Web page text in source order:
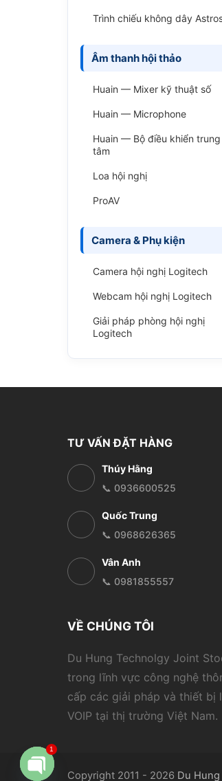
Trình chiếu không dây
Âm thanh hội thảo
Huain — Mixer kỹ thuật số
Huain — Microphone
Huain — Bộ điều khiển trung
tâm
Loa hội nghị
ProAV
Camera & Phụ kiện
Camera hội nghị Logitech
Webcam hội nghị Logitech
Giải pháp phòng hội nghị
Logitech
TƯ VẤN ĐẶT HÀNG
Thúy Hằng
📞 0936600525
Quốc Trung
📞 0968626365
Vân Anh
📞 0981855557
VỀ CHÚNG TÔI
Du Hung Technolgy Joint
trong lĩnh vực công nghệ
cấp các giải pháp và thiết bị
VOIP tại thị trường Việt Nam.
Copyright 2011 - 2026 Du Hung
1